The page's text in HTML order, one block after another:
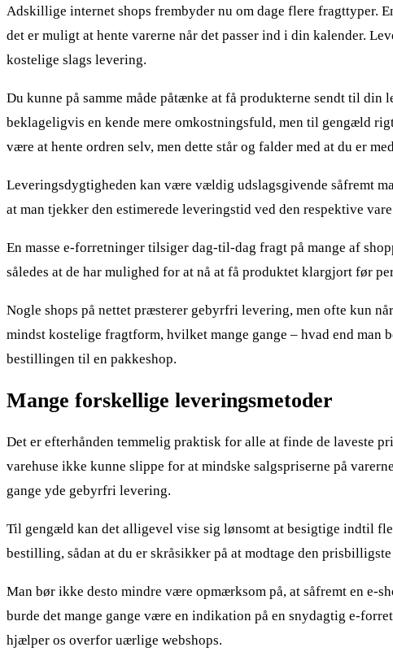
Adskillige internet shops frembyder nu om dage flere fragttyper.
det er muligt at hente varerne når det passer ind i din kalender.
kostelige slags levering.
Du kunne på samme måde påtænke at få produkterne sendt til
beklageligvis en kende mere omkostningsfuld, men til gengæld
være at hente ordren selv, men dette står og falder med at du er
Leveringsdygtigheden kan være vældig udslagsgivende såfremt
at man tjekker den estimerede leveringstid ved den respektive
En masse e-forretninger tilsiger dag-til-dag fragt på mange af
således at de har mulighed for at nå at få produktet klargjort før
Nogle shops på nettet præsterer gebyrfri levering, men ofte kun
mindst kostelige fragtform, hvilket mange gange – hvad end man
bestillingen til en pakkeshop.
Mange forskellige leveringsmetoder
Det er efterhånden temmelig praktisk for alle at finde de laveste
varehuse ikke kunne slippe for at mindske salgspriserne på
gange yde gebyrfri levering.
Til gengæld kan det alligevel vise sig lønsomt at besigtige indtil
bestilling, sådan at du er skråsikker på at modtage den
Man bør ikke desto mindre være opmærksom på, at såfremt en e-
burde det mange gange være en indikation på en snydagtig e-
hjælper os overfor uærlige webshops.